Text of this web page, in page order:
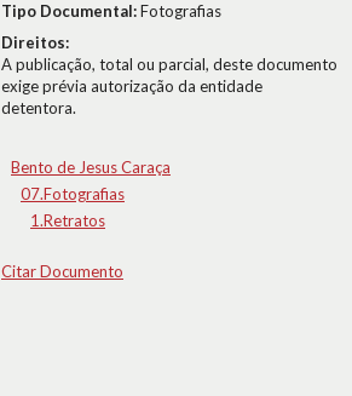
Tipo Documental:Fotografias
Direitos:
A publicação, total ou parcial, deste documento
exige prévia autorização da entidade
detentora.
Bento de Jesus Caraça
07.Fotografias
1.Retratos
Citar Documento